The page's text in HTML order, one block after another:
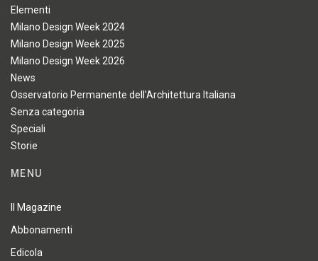
Elementi
Milano Design Week 2024
Milano Design Week 2025
Milano Design Week 2026
News
Osservatorio Permanente dell'Architettura Italiana
Senza categoria
Speciali
Storie
MENU
Il Magazine
Abbonamenti
Edicola